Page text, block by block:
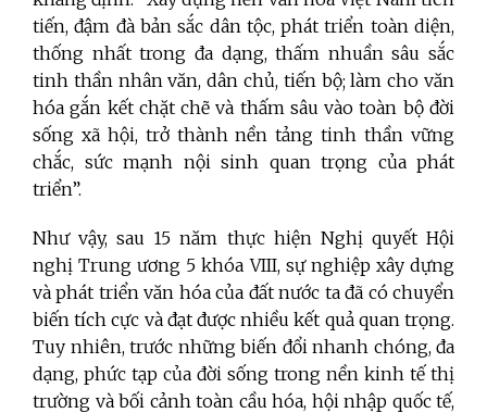
tiến, đậm đà bản sắc dân tộc, phát triển toàn diện,
thống nhất trong đa dạng, thấm nhuần sâu sắc
tinh thần nhân văn, dân chủ, tiến bộ; làm cho văn
hóa gắn kết chặt chẽ và thấm sâu vào toàn bộ đời
sống xã hội, trở thành nền tảng tinh thần vững
chắc, sức mạnh nội sinh quan trọng của phát
triển”.
Như vậy, sau 15 năm thực hiện Nghị quyết Hội
nghị Trung ương 5 khóa VIII, sự nghiệp xây dựng
và phát triển văn hóa của đất nước ta đã có chuyển
biến tích cực và đạt được nhiều kết quả quan trọng.
Tuy nhiên, trước những biến đổi nhanh chóng, đa
dạng, phức tạp của đời sống trong nền kinh tế thị
trường và bối cảnh toàn cầu hóa, hội nhập quốc tế,